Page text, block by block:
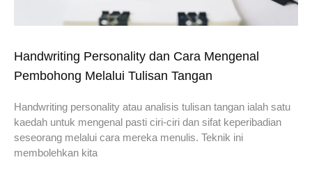
Handwriting Personality dan Cara Mengenal
Pembohong Melalui Tulisan Tangan
Handwriting personality atau analisis tulisan tangan ialah satu
kaedah untuk mengenal pasti ciri-ciri dan sifat keperibadian
seseorang melalui cara mereka menulis. Teknik ini
membolehkan kita